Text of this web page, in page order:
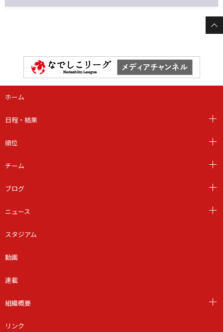
ホーム
日程・結果
順位
チーム
ブログ
ニュース
スタジアム
動画
連載
組織概要
リンク